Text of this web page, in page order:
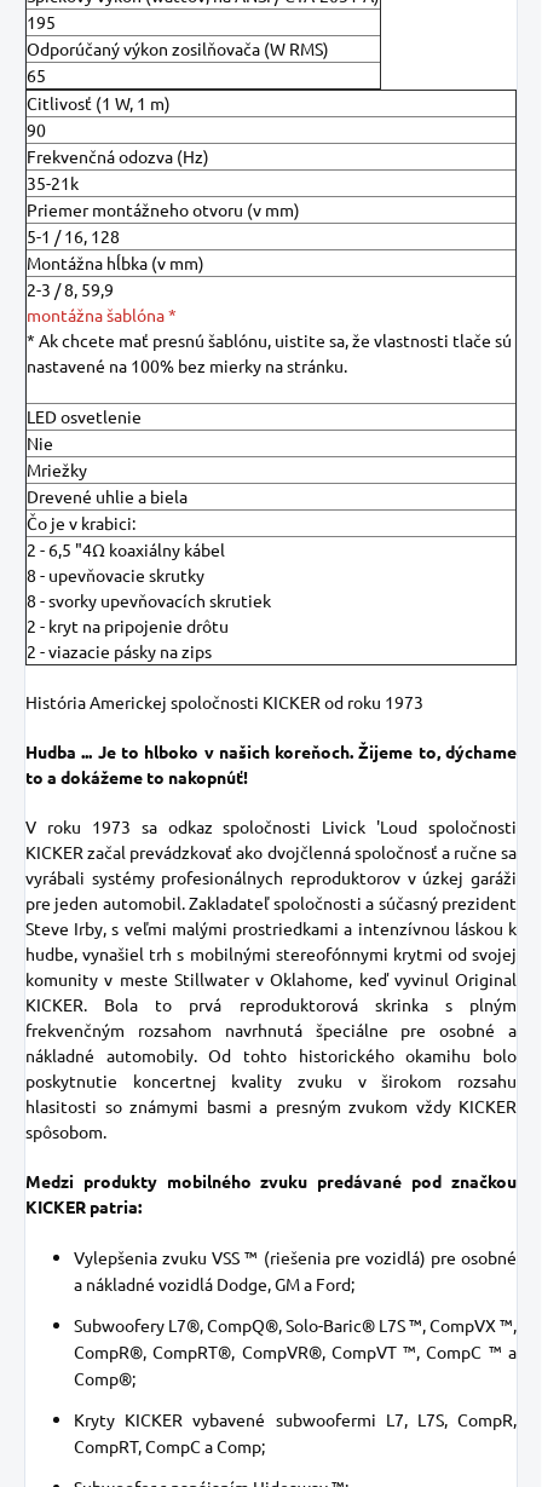
195
Odporúčaný výkon zosilňovača (W RMS)
65
Citlivosť (1 W, 1 m)
90
Frekvenčná odozva (Hz)
35-21k
Priemer montážneho otvoru (v mm)
5-1 / 16, 128
Montážna hĺbka (v mm)
2-3 / 8, 59,9
montážna šablóna *
* Ak chcete mať presnú šablónu, uistite sa, že vlastnosti tlače sú
nastavené na 100% bez mierky na stránku.
LED osvetlenie
Nie
Mriežky
Drevené uhlie a biela
Čo je v krabici:
2 - 6,5 "4Ω koaxiálny kábel
8 - upevňovacie skrutky
8 - svorky upevňovacích skrutiek
2 - kryt na pripojenie drôtu
2 -viazacie pásky nazips
História Americkej spoločnosti KICKER od roku 1973
Hudba ... Je to hlboko v našich koreňoch. Žijeme to, dýchame
to a dokážeme to nakopnúť!
V roku 1973 sa odkaz spoločnosti Livick 'Loud spoločnosti
KICKER začal prevádzkovať ako dvojčlenná spoločnosť a ručne sa
vyrábali systémy profesionálnych reproduktorov v úzkej garáži
pre jeden automobil.Zakladateľ spoločnosti a súčasný prezident
Steve Irby, s veľmi malými prostriedkami a intenzívnou láskou k
hudbe, vynašiel trh s mobilnými stereofónnymi krytmi od svojej
komunity v meste Stillwater v Oklahome, keď vyvinul Original
KICKER.
Bola to prvá reproduktorová skrinka s plným
frekvenčným rozsahom navrhnutá špeciálne pre osobné a
nákladné automobily. Od tohto historického okamihu bolo
poskytnutie koncertnej kvality zvuku v širokom rozsahu
hlasitosti so známymi basmi a presným zvukom vždy KICKER
spôsobom.
Medzi produkty mobilného zvuku predávané pod značkou
KICKER patria:
Vylepšenia zvuku VSS ™ (riešenia pre vozidlá) pre osobné
a nákladné vozidlá Dodge, GM a Ford;
Subwoofery L7®, CompQ®, Solo-Baric® L7S ™, CompVX ™,
CompR®, CompRT®, CompVR®, CompVT ™, CompC ™ a
Comp®;
Kryty KICKER vybavené subwoofermi L7, L7S, CompR,
CompRT, CompC a Comp;